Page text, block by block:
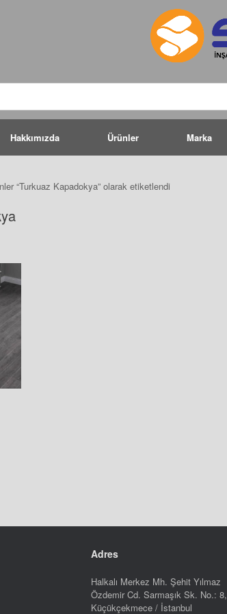
Hakkımızda Ürünler Marka
“Turkuaz Kapadokya” olarak etiketlendi
Adres
Halkalı Merkez Mh. Şehit Yılmaz
Özdemir Cd. Sarmaşık Sk. No.: 8,
Küçükçekmece / İstanbul